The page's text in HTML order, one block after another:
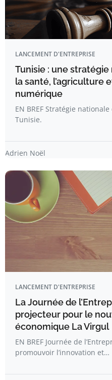
LANCEMENT D'ENTREPRISE
Tunisie : une stratégie
la santé, l’agriculture
numérique
EN BREF Stratégie
Tunisie.
Adrien Noël
LANCEMENT D'ENTREPRISE
La Journée de
projecteur pour le
économique La Virgul
EN BREF Journée de
promouvoir l’innovation et…